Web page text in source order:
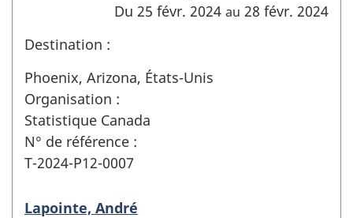
Du 25 févr. 2024 au 28 févr. 2024
Destination :
Phoenix, Arizona, États-Unis
Organisation :
Statistique Canada
N° de référence :
T-2024-P12-0007
Lapointe, André